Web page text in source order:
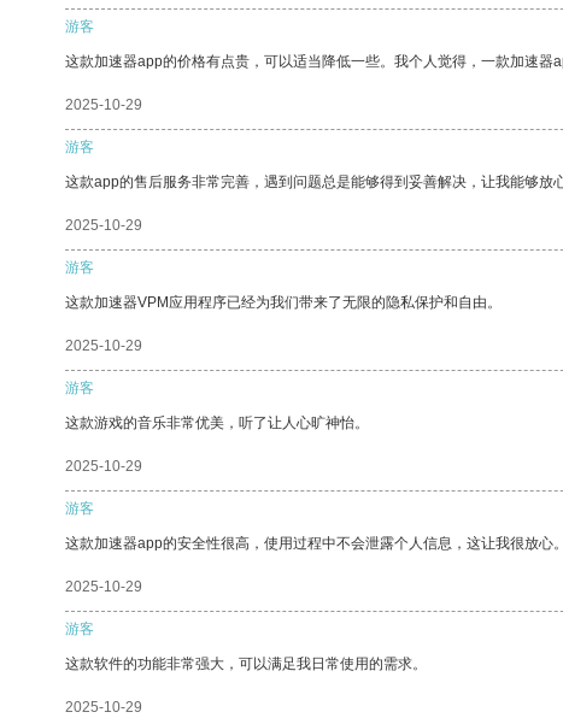
游客
这款加速器app的价格有点贵，可以适当降低一些。我个人觉得，一款加速器
2025-10-29
游客
这款app的售后服务非常完善，遇到问题总是能够得到妥善解决，让我能够放
2025-10-29
游客
这款加速器VPM应用程序已经为我们带来了无限的隐私保护和自由。
2025-10-29
游客
这款游戏的音乐非常优美，听了让人心旷神怡。
2025-10-29
游客
这款加速器app的安全性很高，使用过程中不会泄露个人信息，这让我很放
2025-10-29
游客
这款软件的功能非常强大，可以满足我日常使用的需求。
2025-10-29